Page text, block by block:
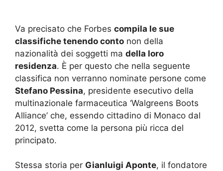
Va precisato che Forbes compila le sue
classifiche tenendo conto non della
nazionalità dei soggetti ma della loro
residenza. È per questo che nella seguente
classifica non verranno nominate persone come
Stefano Pessina, presidente esecutivo della
multinazionale farmaceutica ‘Walgreens Boots
Alliance’ che, essendo cittadino di Monaco dal
2012, svetta come la persona più ricca del
principato.
Stessa storia per Gianluigi Aponte, il fondatore